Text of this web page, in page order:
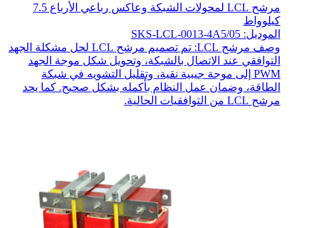
مرشح LCL لمحولات الشبكة وعاكس رباعي الأرباع 7.5
كيلوواط
الموديل: SKS-LCL-0013-4A5/05
وصف مرشح LCL: تم تصميم مرشح LCL لحل مشكلة الجهد
التوافقي عند الاتصال بالشبكة، وتحويل شكل موجة الجهد
PWM إلى موجة جيبية نقية، وتقليل التشويه في شبكة
الطاقة، وضمان عمل النظام بأكمله بشكل صحيح. كما يحد
مرشح LCL من التوافقيات الحالية.